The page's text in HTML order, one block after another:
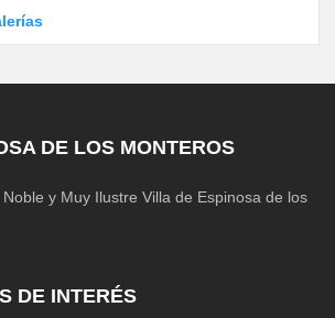
DE LOS MONTEROS
y Muy Ilustre Villa de Espinosa de los
DE INTERÉS